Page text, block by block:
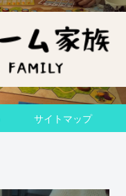
サイトマップ